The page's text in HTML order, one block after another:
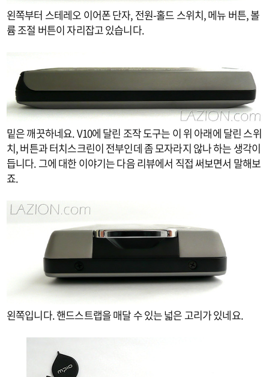
왼쪽부터 스테레오 이어폰 단자, 전원-홀드 스위치, 메뉴 버튼, 볼
륨 조절 버튼이 자리잡고 있습니다.
밑은 깨끗하네요. V10에 달린 조작 도구는 이 위 아래에 달린 스위
치, 버튼과 터치스크린이 전부인데 좀 모자라지 않나 하는 생각이
듭니다. 그에 대한 이야기는 다음 리뷰에서 직접 써보면서 말해보
죠.
왼쪽입니다. 핸드스트랩을 매달 수 있는 넓은 고리가 있네요.